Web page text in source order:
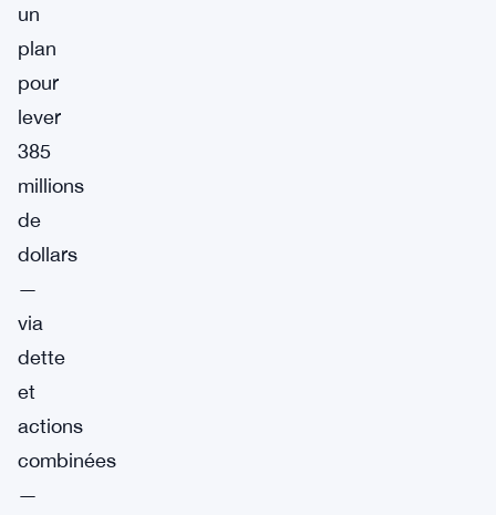
un
plan
pour
lever
385
millions
de
dollars
—
via
dette
et
actions
combinées
—